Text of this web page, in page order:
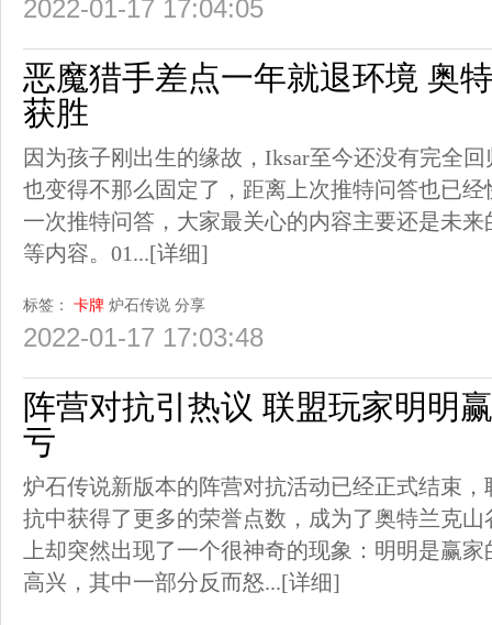
2022-01-17 17:04:05
恶魔猎手差点一年就退环境 奥
获胜
因为孩子刚出生的缘故，Iksar至今还没有完全
也变得不那么固定了，距离上次推特问答也已经
一次推特问答，大家最关心的内容主要还是未
等内容。01...[详细]
标签： 卡牌 炉石传说 分享
2022-01-17 17:03:48
阵营对抗引热议 联盟玩家明明
亏
炉石传说新版本的阵营对抗活动已经正式结束
抗中获得了更多的荣誉点数，成为了奥特兰克
上却突然出现了一个很神奇的现象：明明是赢
高兴，其中一部分反而怒...[详细]